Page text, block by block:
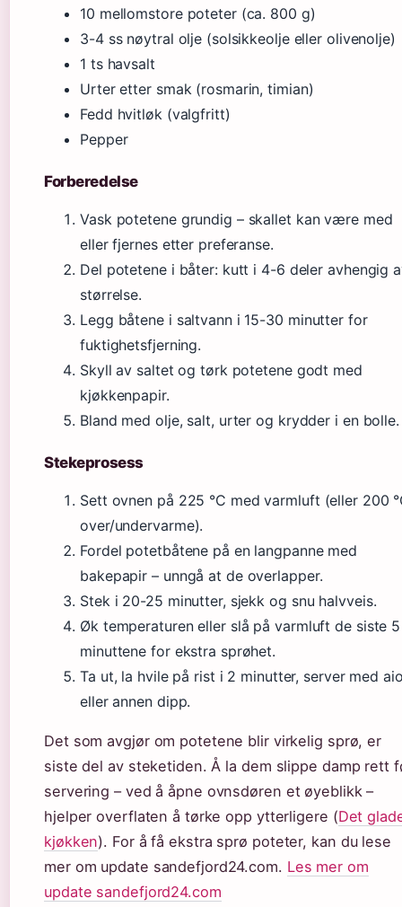
10 mellomstore poteter (ca. 800 g)
3-4 ss nøytral olje (solsikkeolje eller olivenolje)
1 ts havsalt
Urter etter smak (rosmarin, timian)
Fedd hvitløk (valgfritt)
Pepper
Forberedelse
Vask potetene grundig – skallet kan være med
eller fjernes etter preferanse.
Del potetene i båter: kutt i 4-6 deler avhengig
størrelse.
Legg båtene i saltvann i 15-30 minutter for
fuktighetsfjerning.
Skyll av saltet og tørk potetene godt med
kjøkkenpapir.
Bland med olje, salt, urter og krydder i en bolle.
Stekeprosess
Sett ovnen på 225 °C med varmluft (eller 200
over/undervarme).
Fordel potetbåtene på en langpanne med
bakepapir – unngå at de overlapper.
Stek i 20-25 minutter, sjekk og snu halvveis.
Øk temperaturen eller slå på varmluft de siste 5
minuttene for ekstra sprøhet.
Ta ut, la hvile på rist i 2 minutter, server med
eller annen dipp.
Det som avgjør om potetene blir virkelig sprø, er
siste del av steketiden. Å la dem slippe damp rett
servering – ved å åpne ovnsdøren et øyeblikk –
hjelper overflaten å tørke opp ytterligere (Det
kjøkken). For å få ekstra sprø poteter, kan du lese
mer om update sandefjord24.com. Les mer om
update sandefjord24.com